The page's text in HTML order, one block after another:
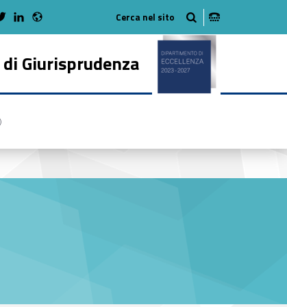
Giurisprudenza
50
#link-menu-primary-97336-62
on Instagram
WebMan on TwitterWebMan on LinkedIn